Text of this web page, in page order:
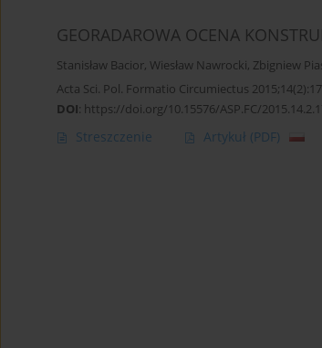
GEORADAROWA OCENA
Stanisław Bacior, Wiesław Nawrocki, Zbigniew
Acta Sci. Pol. Formatio Circumiectus
DOI: https://doi.org/10.15576/ASP.FC/
Streszczenie Artykuł (PDF)